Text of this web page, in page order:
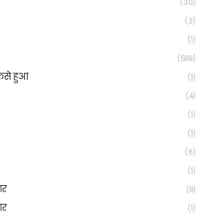
(30)
(3)
(1)
(599)
हुआ (1)
(4)
(1)
(1)
(6)
(1)
(8)
(1)